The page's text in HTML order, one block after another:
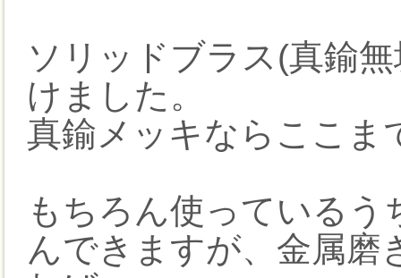
ソリッドブラス(真鍮
けました。
真鍮メッキならここま
もちろん使っている
んできますが、金属磨